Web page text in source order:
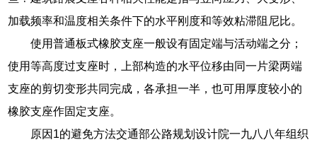
加载频率和温度相关条件下的水平刚度和等效粘滞阻尼比。
使用普通板式橡胶支座一般设有固定端与活动端之分；
使用等高度过支座时，上部构造的水平位移由同一片梁两端
支座的剪切变形共同完成，各承担一半，也可用厚度较小的
橡胶支座作固定支座。
原因1的避免方法交通部公路规划设计院一九八八年组织